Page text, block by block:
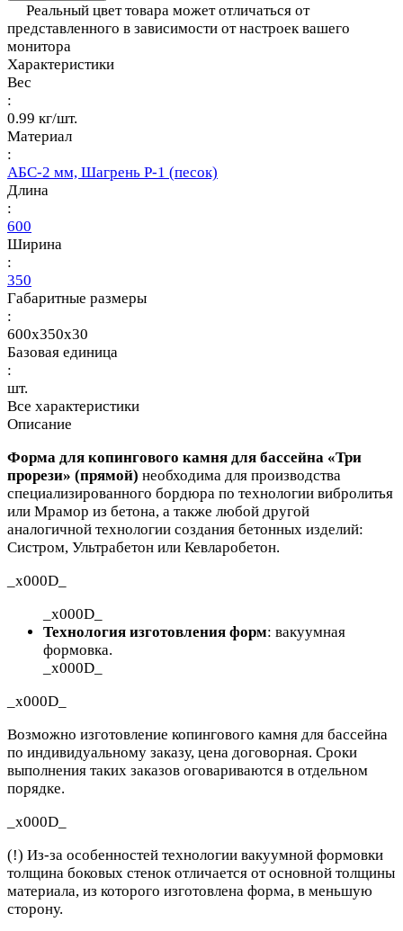
Реальный цвет товара может отличаться от
представленного в зависимости от настроек вашего
монитора
Характеристики
Вес
:
0.99 кг/шт.
Материал
:
АБС-2 мм, Шагрень Р-1 (песок)
Длина
:
600
Ширина
:
350
Габаритные размеры
:
600x350x30
Базовая единица
:
шт.
Все характеристики
Описание
Форма для копингового камня для бассейна «Три
прорези» (прямой) необходима для производства
специализированного бордюра по технологии вибролитья
или Мрамор из бетона, а также любой другой
аналогичной технологии создания бетонных изделий:
Систром, Ультрабетон или Кевларобетон.
_x000D_
_x000D_
Технология изготовления форм: вакуумная
формовка.
_x000D_
_x000D_
Возможно изготовление копингового камня для бассейна
по индивидуальному заказу, цена договорная. Сроки
выполнения таких заказов оговариваются в отдельном
порядке.
_x000D_
(!) Из-за особенностей технологии вакуумной формовки
толщина боковых стенок отличается от основной толщины
материала, из которого изготовлена форма, в меньшую
сторону.